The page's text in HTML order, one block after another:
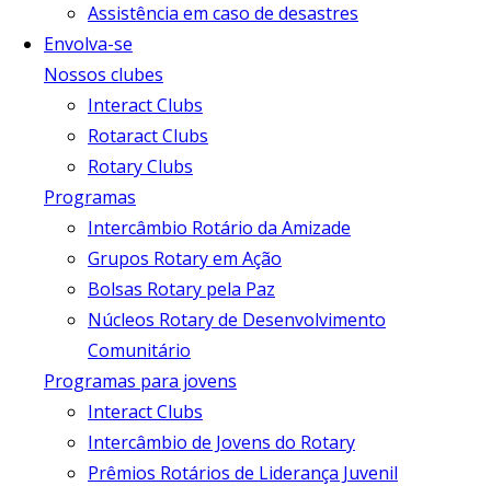
Assistência em caso de desastres
Envolva-se
Nossos clubes
Interact Clubs
Rotaract Clubs
Rotary Clubs
Programas
Intercâmbio Rotário da Amizade
Grupos Rotary em Ação
Bolsas Rotary pela Paz
Núcleos Rotary de Desenvolvimento
Comunitário
Programas para jovens
Interact Clubs
Intercâmbio de Jovens do Rotary
Prêmios Rotários de Liderança Juvenil